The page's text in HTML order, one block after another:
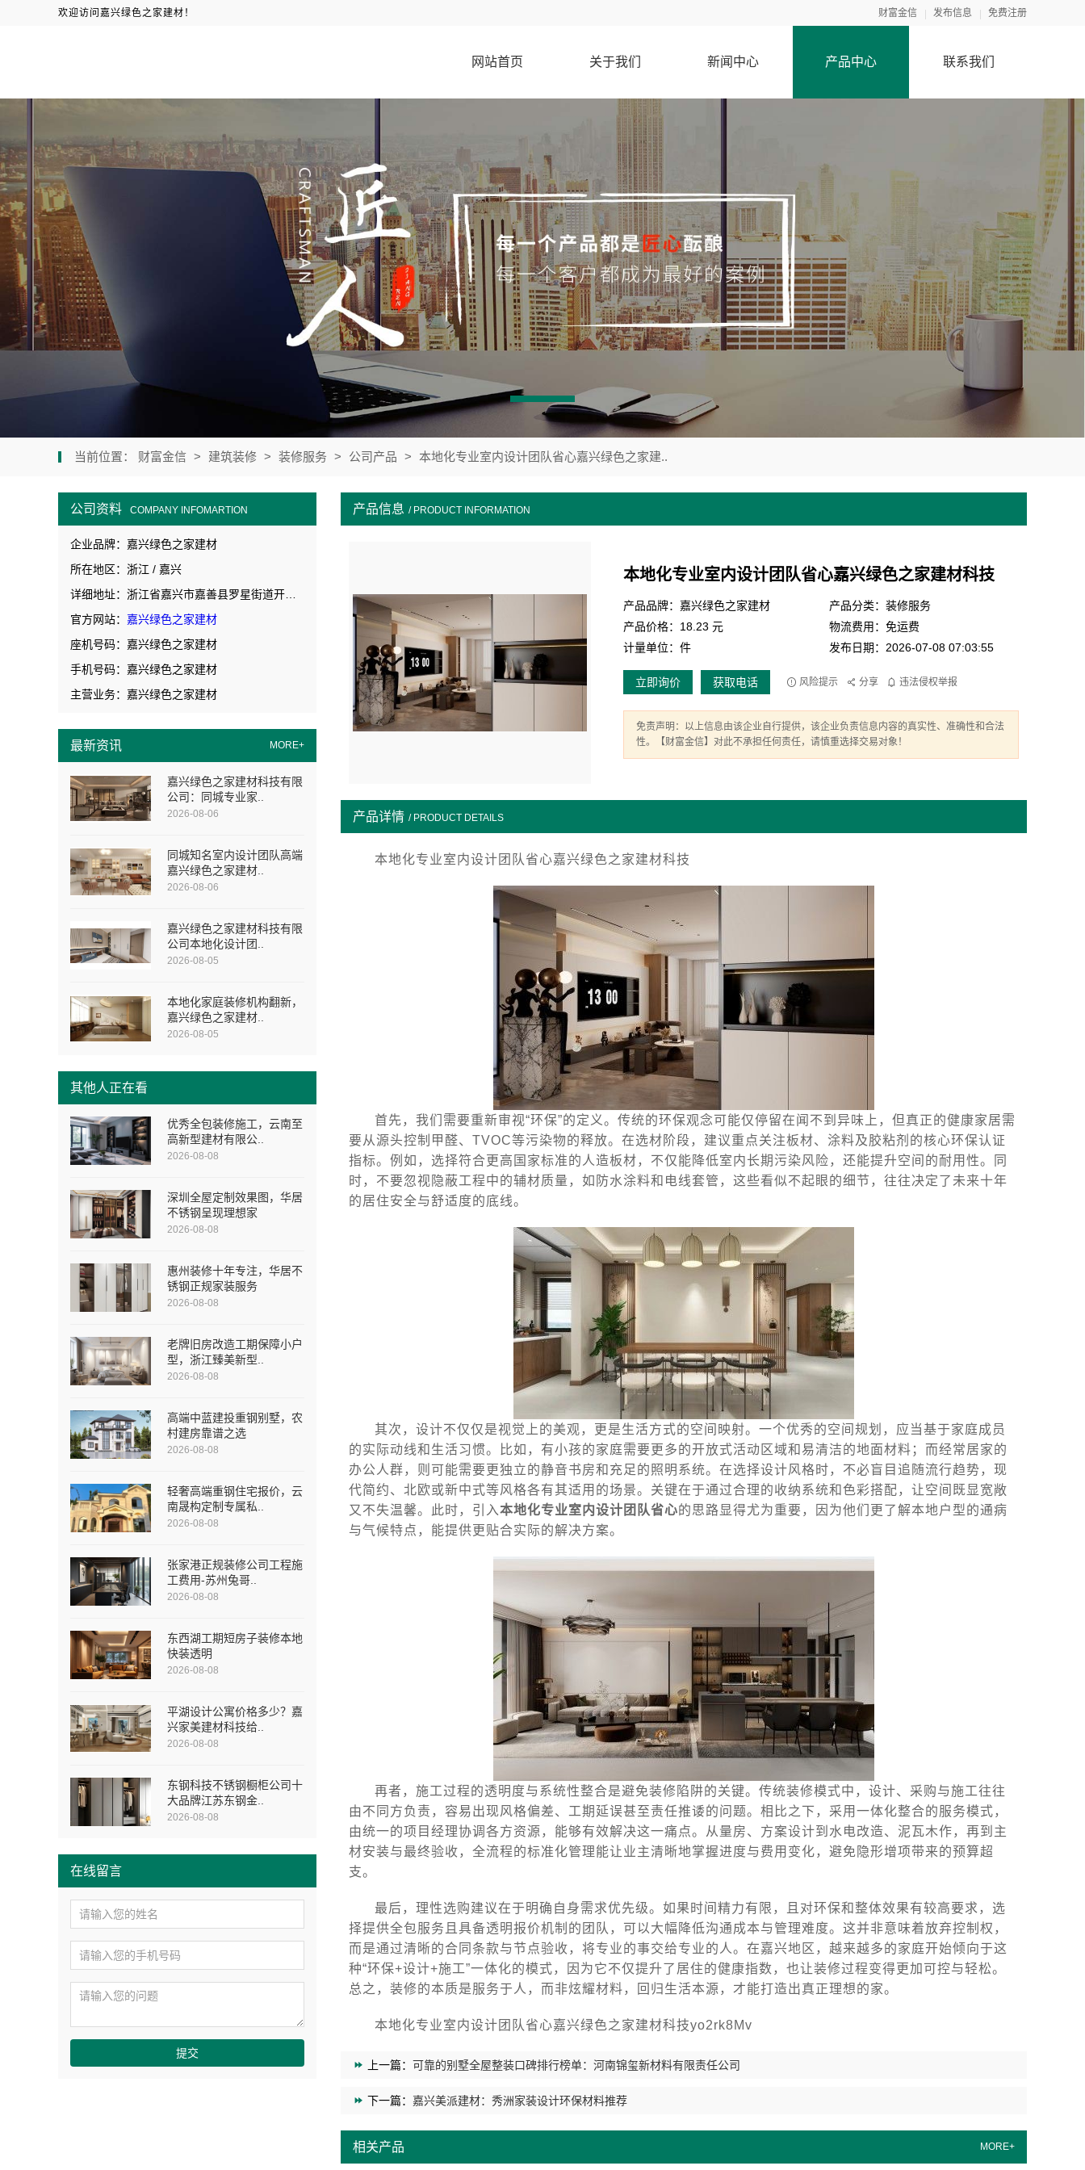
欢迎访问嘉兴绿色之家建材！ 财富金信 发布信息 免费注册
网站首页 关于我们 新闻中心 产品中心 联系我们
当前位置： 财富金信 > 建筑装修 > 装修服务 > 公司产品 > 本地化专业室内设计团队省心嘉兴绿色之家建..
公司资料 COMPANY INFOMARTION
企业品牌：嘉兴绿色之家建材
所在地区：浙江 / 嘉兴
官方网站： 嘉兴绿色之家建材
座机号码：嘉兴绿色之家建材
手机号码：嘉兴绿色之家建材
主营业务：嘉兴绿色之家建材
最新资讯 MORE+
嘉兴绿色之家建材科技有限
公司：同城专业家..
2026-08-06
同城知名室内设计团队高端
嘉兴绿色之家建材..
2026-08-06
嘉兴绿色之家建材科技有限
公司本地化设计团..
2026-08-05
本地化家庭装修机构翻新，
嘉兴绿色之家建材..
2026-08-05
其他人正在看
优秀全包装修施工，云南至
高新型建材有限公..
2026-08-08
深圳全屋定制效果图，华居
不锈钢呈现理想家
2026-08-08
惠州装修十年专注，华居不
锈钢正规家装服务
2026-08-08
老牌旧房改造工期保障小户
型，浙江臻美新型..
2026-08-08
高端中蓝建投重钢别墅，农
村建房靠谱之选
2026-08-08
轻奢高端重钢住宅报价，云
南晟构定制专属私..
2026-08-08
张家港正规装修公司工程施
工费用-苏州兔哥..
2026-08-08
东西湖工期短房子装修本地
快装透明
2026-08-08
平湖设计公寓价格多少？嘉
兴家美建材科技给..
2026-08-08
东钢科技不锈钢橱柜公司十
大品牌江苏东钢金..
2026-08-08
在线留言
提交
产品信息 / PRODUCT INFORMATION
本地化专业室内设计团队省心嘉兴绿色之家建材科技
产品品牌：嘉兴绿色之家建材
产品分类：装修服务
产品价格：18.23 元
物流费用：免运费
计量单位：件
发布日期：2026-07-08 07:03:55
立即询价 获取电话 风险提示 分享 违法侵权举报
免责声明：以上信息由该企业自行提供，该企业负责信息内容的真实性、准确性和合法
性。【财富金信】对此不承担任何责任，请慎重选择交易对象！
产品详情 / PRODUCT DETAILS
本地化专业室内设计团队省心嘉兴绿色之家建材科技
首先，我们需要重新审视“环保”的定义。传统的环保观念可能仅停留在闻不到异味上，但真正的健康家居需
要从源头控制甲醛、TVOC等污染物的释放。在选材阶段，建议重点关注板材、涂料及胶粘剂的核心环保认证
指标。例如，选择符合更高国家标准的人造板材，不仅能降低室内长期污染风险，还能提升空间的耐用性。同
时，不要忽视隐蔽工程中的辅材质量，如防水涂料和电线套管，这些看似不起眼的细节，往往决定了未来十年
的居住安全与舒适度的底线。
其次，设计不仅仅是视觉上的美观，更是生活方式的空间映射。一个优秀的空间规划，应当基于家庭成员
的实际动线和生活习惯。比如，有小孩的家庭需要更多的开放式活动区域和易清洁的地面材料；而经常居家的
办公人群，则可能需要更独立的静音书房和充足的照明系统。在选择设计风格时，不必盲目追随流行趋势，现
代简约、北欧或新中式等风格各有其适用的场景。关键在于通过合理的收纳系统和色彩搭配，让空间既显宽敞
又不失温馨。此时，引入本地化专业室内设计团队省心的思路显得尤为重要，因为他们更了解本地户型的通病
与气候特点，能提供更贴合实际的解决方案。
再者，施工过程的透明度与系统性整合是避免装修陷阱的关键。传统装修模式中，设计、采购与施工往往
由不同方负责，容易出现风格偏差、工期延误甚至责任推诿的问题。相比之下，采用一体化整合的服务模式，
由统一的项目经理协调各方资源，能够有效解决这一痛点。从量房、方案设计到水电改造、泥瓦木作，再到主
材安装与最终验收，全流程的标准化管理能让业主清晰地掌握进度与费用变化，避免隐形增项带来的预算超
支。
最后，理性选购建议在于明确自身需求优先级。如果时间精力有限，且对环保和整体效果有较高要求，选
择提供全包服务且具备透明报价机制的团队，可以大幅降低沟通成本与管理难度。这并非意味着放弃控制权，
而是通过清晰的合同条款与节点验收，将专业的事交给专业的人。在嘉兴地区，越来越多的家庭开始倾向于这
种“环保+设计+施工”一体化的模式，因为它不仅提升了居住的健康指数，也让装修过程变得更加可控与轻松。
总之，装修的本质是服务于人，而非炫耀材料，回归生活本源，才能打造出真正理想的家。
本地化专业室内设计团队省心嘉兴绿色之家建材科技yo2rk8Mv
上一篇： 可靠的别墅全屋整装口碑排行榜单：河南锦玺新材料有限责任公司
下一篇： 嘉兴美派建材：秀洲家装设计环保材料推荐
相关产品 MORE+